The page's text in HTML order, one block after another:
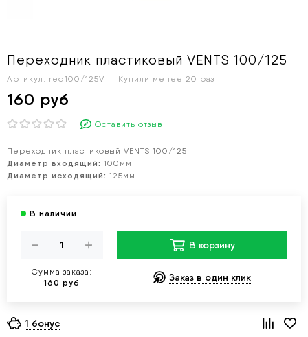
Переходник пластиковый VENTS 100/125
Артикул: red100/125V Купили менее 20 раз
160 руб
Оставить отзыв
Переходник пластиковый VENTS 100/125
Диаметр входящий: 100мм
Диаметр исходящий: 125мм
Сумма заказа:
160 руб
В корзину
Заказ в один клик
1 бонус